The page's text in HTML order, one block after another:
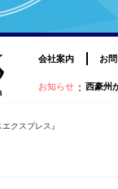
会社案内 お
お知らせ ： 西豪州
クスプレス』